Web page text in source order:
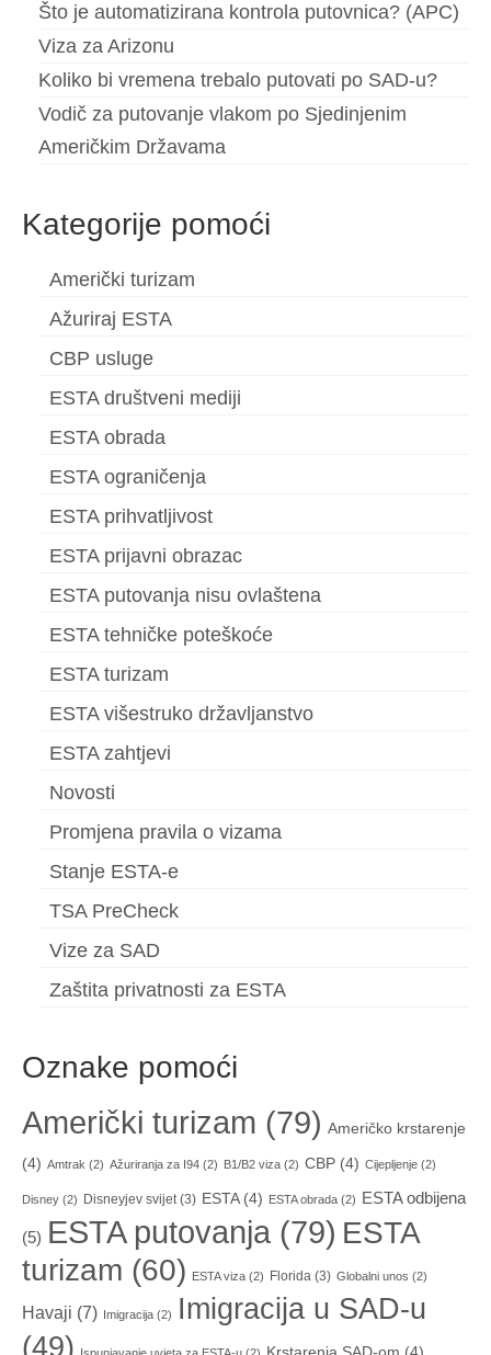
Što je automatizirana kontrola putovnica? (APC)
Viza za Arizonu
Koliko bi vremena trebalo putovati po SAD-u?
Vodič za putovanje vlakom po Sjedinjenim
Američkim Državama
Kategorije pomoći
Američki turizam
Ažuriraj ESTA
CBP usluge
ESTA društveni mediji
ESTA obrada
ESTA ograničenja
ESTA prihvatljivost
ESTA prijavni obrazac
ESTA putovanja nisu ovlaštena
ESTA tehničke poteškoće
ESTA turizam
ESTA višestruko državljanstvo
ESTA zahtjevi
Novosti
Promjena pravila o vizama
Stanje ESTA-e
TSA PreCheck
Vize za SAD
Zaštita privatnosti za ESTA
Oznake pomoći
Američki turizam (79) Američko krstarenje
(4) Amtrak (2) Ažuriranja za I94 (2) B1/B2 viza (2) CBP (4) Cijepljenje (2)
Disney (2) Disneyjev svijet(3) ESTA(4) ESTA obrada (2) ESTA odbijena
(5) ESTA putovanja (79) ESTA
turizam (60) ESTA viza (2) Florida (3) Globalni unos (2)
Havaji (7) Imigracija (2)
Imigracija u SAD-u
(49)